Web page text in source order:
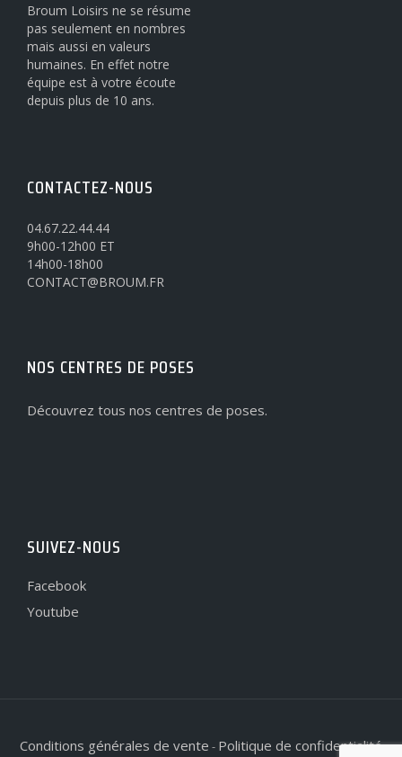
Broum Loisirs ne se résume
pas seulement en nombres
mais aussi en valeurs
humaines. En effet notre
équipe est à votre écoute
depuis plus de 10 ans.
CONTACTEZ-NOUS
04.67.22.44.44
9h00-12h00 ET
14h00-18h00
CONTACT@BROUM.FR
NOS CENTRES DE POSES
Découvrez tous nos centres de poses.
SUIVEZ-NOUS
Facebook
Youtube
Conditions générales de vente - Politique de confidentialité